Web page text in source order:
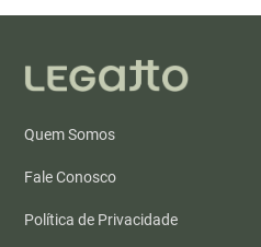
Quem Somos
Fale Conosco
Política de Privacidade